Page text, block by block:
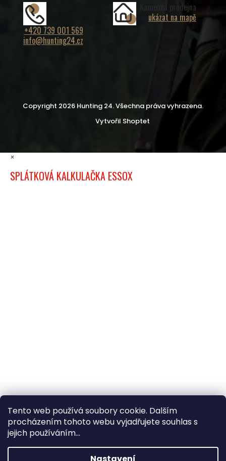
Tento web používá soubory cookie. Dalším
procházením tohoto webu vyjadřujete souhlas s
jejich používáním...
+420 739 001 569
info@hunting24.cz
Kamenná prodejna
ukázat na mapě
Vytvořil Shoptet
Copyright 2026 Hunting 24. Všechna práva vyhrazena.
×
SPLÁTKOVÁ KALKULAČKA ESSOX
×
Hledáte nejvýhodnější cenu? Získáte jí
pomocíregistrace